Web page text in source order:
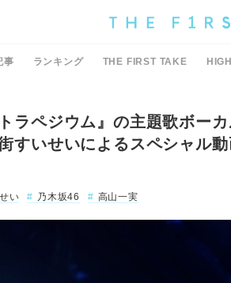
事 ランキング THE FIRST TAKE
ラペジウム』の主題歌ボー
すいせいによるスペシャル動
い
乃木坂46 高山一実